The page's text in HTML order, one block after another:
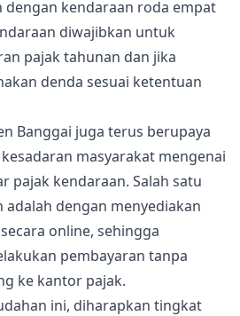
kendaraan roda empat
diwajibkan untuk
pajak tahunan dan jika
denda sesuai ketentuan
Banggai juga terus berupaya
masyarakat mengenai
pajak kendaraan. Salah satu
adalah dengan menyediakan
online, sehingga
pembayaran tanpa
ke kantor pajak.
ini, diharapkan tingkat